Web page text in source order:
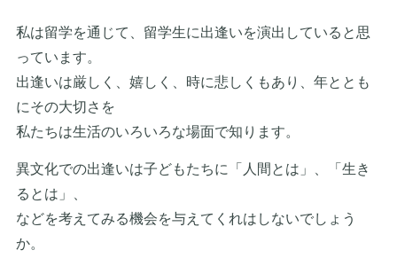
私は留学を通じて、留学生に出逢いを演出していると思
っています。
出逢いは厳しく、嬉しく、時に悲しくもあり、年ととも
にその大切さを
私たちは生活のいろいろな場面で知ります。
異文化での出逢いは子どもたちに「人間とは」、「生き
るとは」、
などを考えてみる機会を与えてくれはしないでしょう
か。